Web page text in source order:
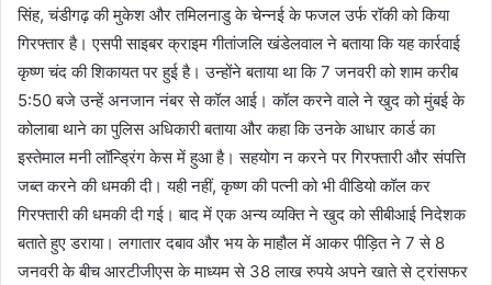
सिंह, चंडीगढ़ की मुकेश और तमिलनाडु के चेन्नई के फजल उर्फ रॉकी को किया
गिरफ्तार है। एसपी साइबर क्राइम गीतांजलि खंडेलवाल ने बताया कि यह कार्रवाई
कृष्ण चंद की शिकायत पर हुई है। उन्होंने बताया था कि 7 जनवरी को शाम करीब
5:50 बजे उन्हें अनजान नंबर से कॉल आई। कॉल करने वाले ने खुद को मुंबई के
कोलाबा थाने का पुलिस अधिकारी बताया और कहा कि उनके आधार कार्ड का
इस्तेमाल मनी लॉन्ड्रिंग केस में हुआ है। सहयोग न करने पर गिरफ्तारी और संपत्ति
जब्त करने की धमकी दी। यही नहीं, कृष्ण की पत्नी को भी वीडियो कॉल कर
गिरफ्तारी की धमकी दी गई। बाद में एक अन्य व्यक्ति ने खुद को सीबीआई निदेशक
बताते हुए डराया। लगातार दबाव और भय के माहौल में आकर पीड़ित ने 7 से 8
जनवरी के बीच आरटीजीएस के माध्यम से 38 लाख रुपये अपने खाते से ट्रांसफर